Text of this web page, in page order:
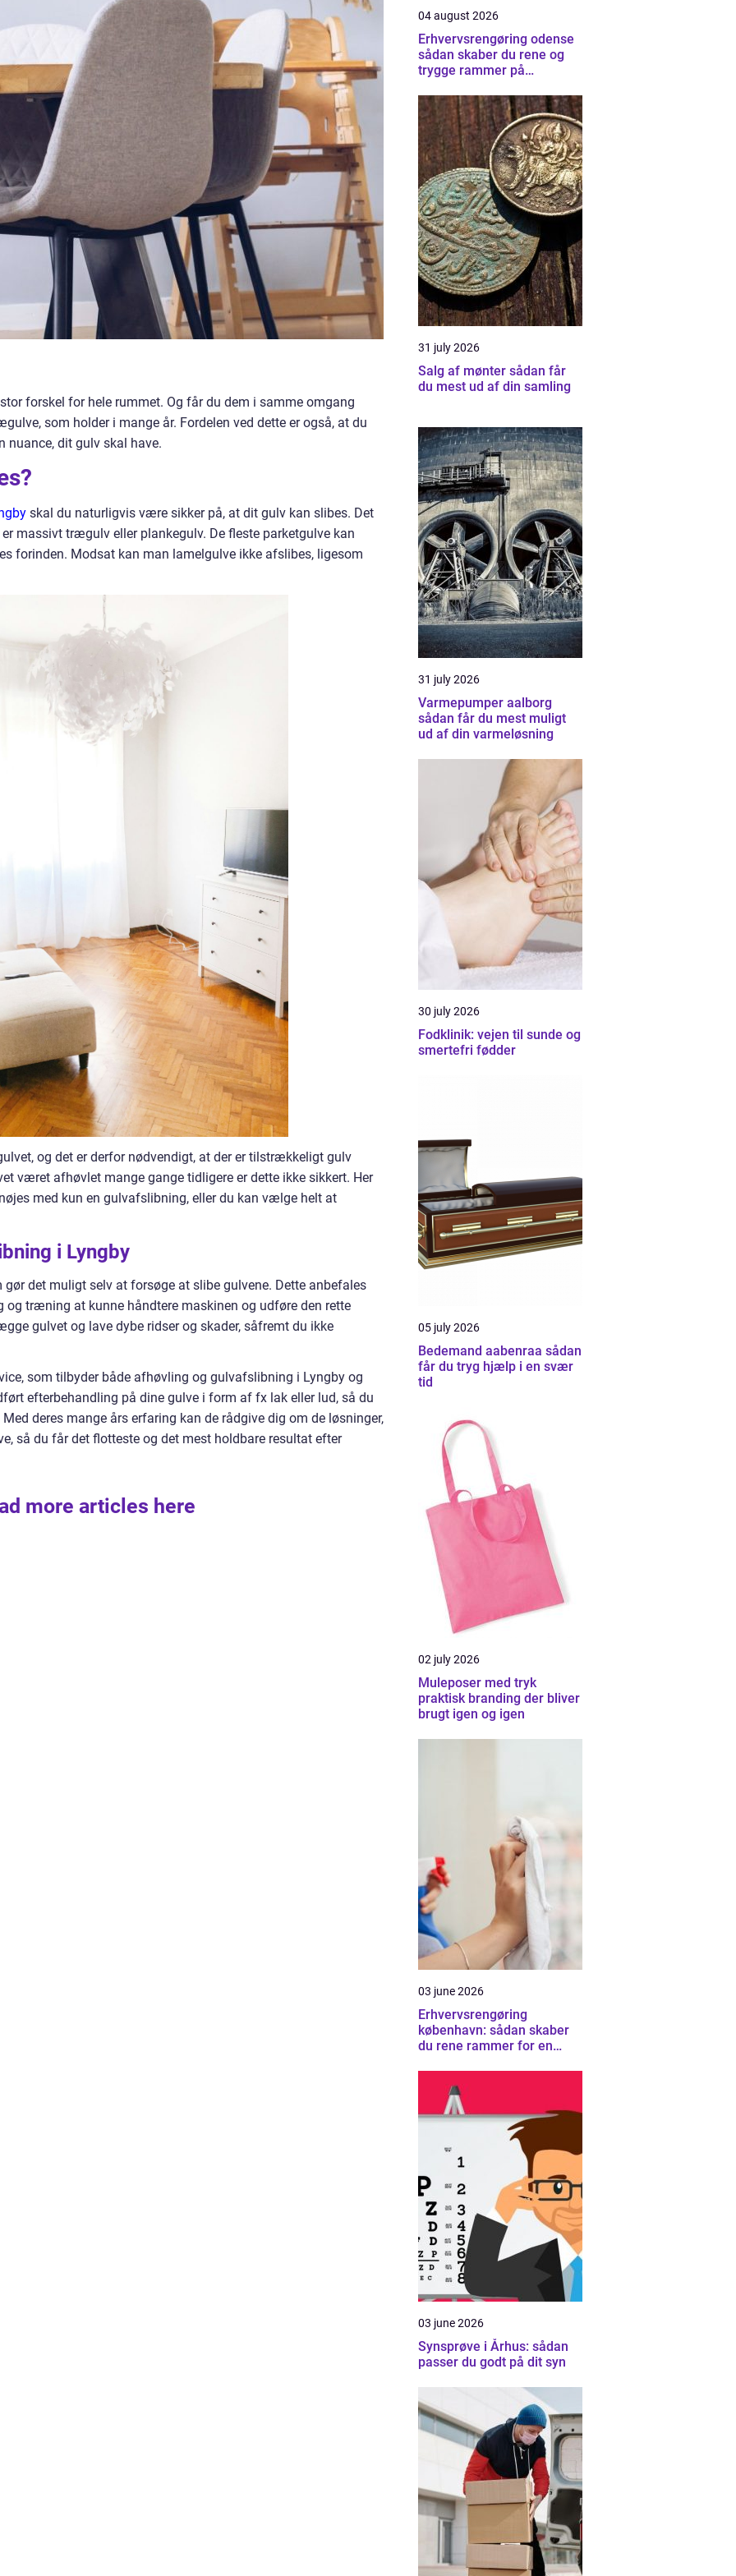
forskel for hele rummet. Og får du dem i samme omgang
som holder i mange år. Fordelen ved dette er også, at du
nuance, dit gulv skal have.
skal du naturligvis være sikker på, at dit gulv kan slibes. Det
massivt trægulv eller plankegulv. De fleste parketgulve kan
forinden. Modsat kan man lamelgulve ikke afslibes, ligesom
og det er derfor nødvendigt, at der er tilstrækkeligt gulv
været afhøvlet mange gange tidligere er dette ikke sikkert. Her
med kun en gulvafslibning, eller du kan vælge helt at
i Lyngby
det muligt selv at forsøge at slibe gulvene. Dette anbefales
og træning at kunne håndtere maskinen og udføre den rette
gulvet og lave dybe ridser og skader, såfremt du ikke
som tilbyder både afhøvling og gulvafslibning i Lyngby og
efterbehandling på dine gulve i form af fx lak eller lud, så du
deres mange års erfaring kan de rådgive dig om de løsninger,
så du får det flotteste og det mest holdbare resultat efter
more articles here
04 august 2026
Erhvervsrengøring odense
sådan skaber du rene og
trygge rammer på
31 july 2026
Salg af mønter sådan får
du mest ud af din samling
31 july 2026
Varmepumper aalborg
sådan får du mest muligt
ud af din varmeløsning
30 july 2026
Fodklinik: vejen til sunde og
smertefri fødder
05 july 2026
Bedemand aabenraa sådan
får du tryg hjælp i en svær
tid
02 july 2026
Muleposer med tryk
praktisk branding der bliver
brugt igen og igen
03 june 2026
Erhvervsrengøring
københavn: sådan skaber
du rene rammer for en
03 june 2026
Synsprøve i Århus: sådan
passer du godt på dit syn